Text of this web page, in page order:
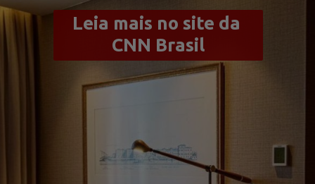
Leia mais no site da
CNN Brasil